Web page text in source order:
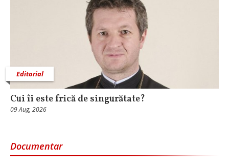
Editorial
Cui îi este frică de singurătate?
09 Aug, 2026
Documentar